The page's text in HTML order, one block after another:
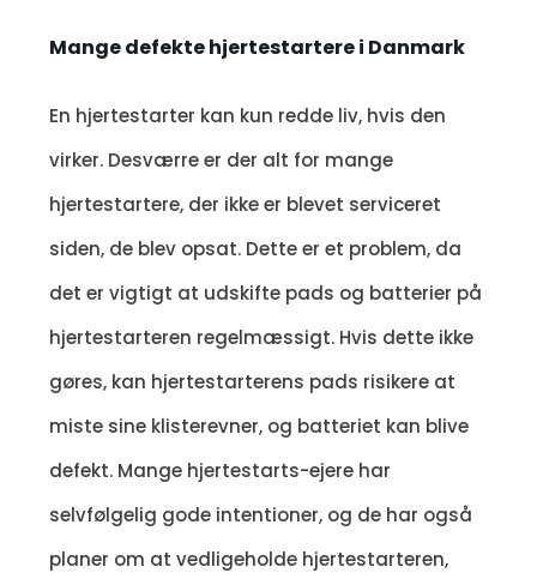
Mange defekte hjertestartere i Danmark
En hjertestarter kan kun redde liv, hvis den
virker. Desværre er der alt for mange
hjertestartere, der ikke er blevet serviceret
siden, de blev opsat. Dette er et problem, da
det er vigtigt at udskifte pads og batterier på
hjertestarteren regelmæssigt. Hvis dette ikke
gøres, kan hjertestarterens pads risikere at
miste sine klisterevner, og batteriet kan blive
defekt. Mange hjertestarts-ejere har
selvfølgelig gode intentioner, og de har også
planer om at vedligeholde hjertestarteren,